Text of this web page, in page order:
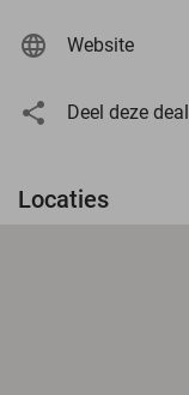
Website
Deel deze deal
Locaties